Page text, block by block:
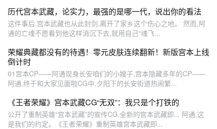
历代宫本武藏，论实力，最强的是哪一代，说出你的看法
这件事后,宫本武藏也从此封剑,离开了家乡这个伤心之地。 然而,阿
通的亡魂不愿看到他这样消沉下去,就用自己“魂飞...
荣耀典藏都没有的待遇！零元皮肤连续翻新！新版宫本上线
倒计时
01宫本CP——阿通现身长安咱们的小嫂子,宫本隐藏多年的CP——
阿通,终于和大家见面啦CG中,夕阳下的长安街道热闹繁...
《王者荣耀》宫本武藏CG“无双”：我只是个打铁的
公开了重制英雄“宫本武藏”的宣传CG,全新的宫本武藏即... 阿通,这
是我们的约定。《王者荣耀》重制英雄宫本武藏即...